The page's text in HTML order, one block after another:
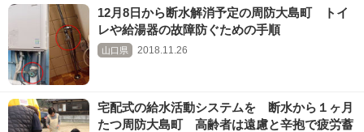
12月8日から断水解消予定の周防大島町 トイ
レや給湯器の故障防ぐための手順
山口県 2018.11.26
宅配式の給水活動システムを 断水から１ヶ月
たつ周防大島町 高齢者は遠慮と辛抱で疲労蓄